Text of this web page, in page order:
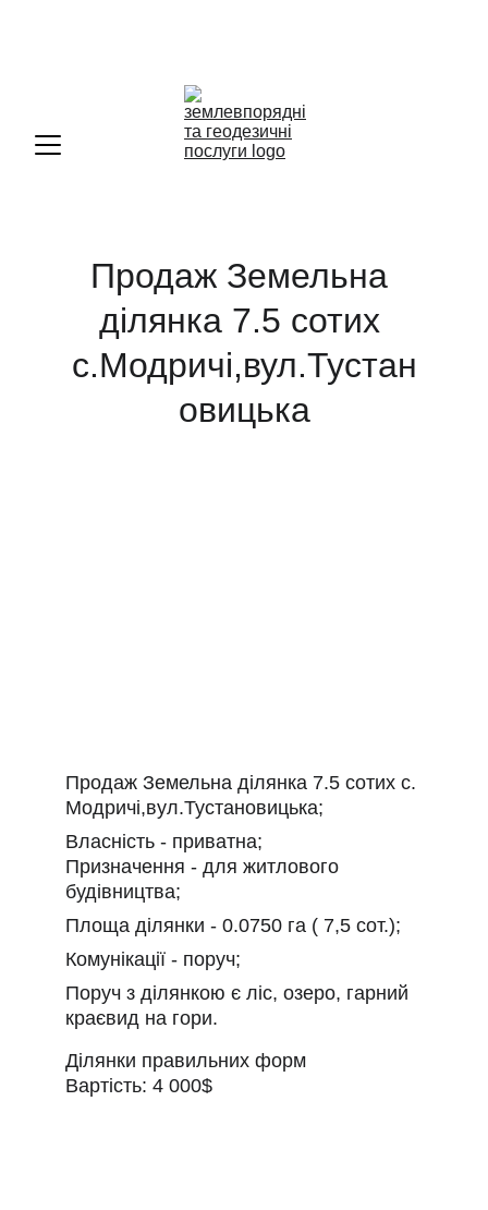
Продаж Земельна
ділянка 7.5 сотих
с.Модричі,вул.Тустан
овицька
Продаж Земельна ділянка 7.5 сотих с.
Модричі,вул.Тустановицька;
Власність - приватна;
Призначення - для житлового
будівництва;
Площа ділянки - 0.0750 га ( 7,5 сот.);
Комунікації - поруч;
Поруч з ділянкою є ліс, озеро, гарний
краєвид на гори.
Ділянки правильних форм
Вартість: 4 000$